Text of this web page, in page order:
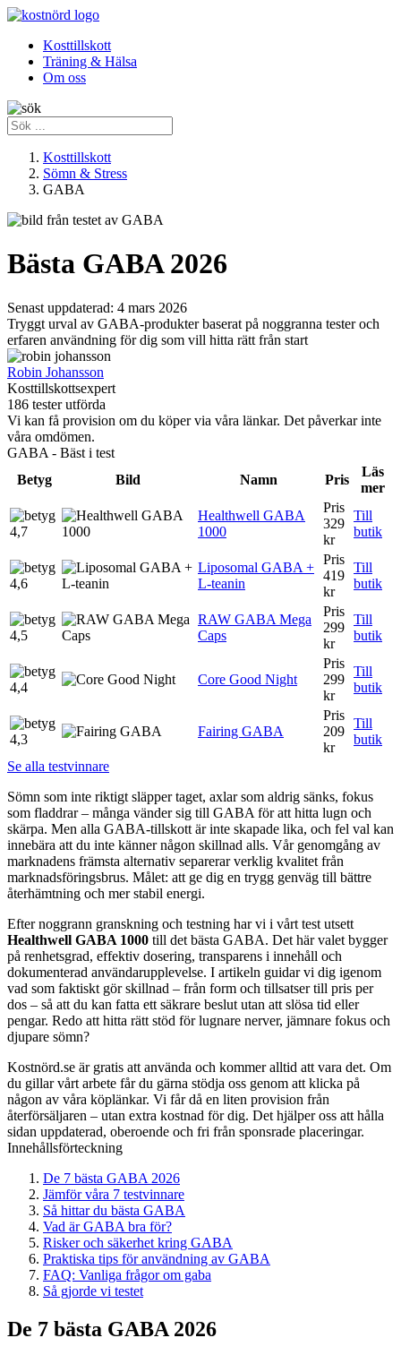
Kosttillskott
Träning & Hälsa
Om oss
Kosttillskott
Sömn & Stress
GABA
Bästa GABA 2026
Senast uppdaterad: 4 mars 2026
Tryggt urval av GABA-produkter baserat på noggranna tester och
erfaren användning för dig som vill hitta rätt från start
Robin Johansson
Kosttillskottsexpert
186 tester utförda
Vi kan få provision om du köper via våra länkar. Det påverkar inte
våra omdömen.
GABA - Bäst i test
Betyg
Bild Namn Pris
Läs
mer
4,7
Healthwell GABA
1000
Pris
329
kr
Till
butik
4,6
Liposomal GABA +
L-teanin
Pris
419
kr
Till
butik
4,5
RAW GABA Mega
Caps
Pris
299
kr
Till
butik
4,4
Core Good Night
Pris
299
kr
Till
butik
4,3
Fairing GABA
Pris
209
kr
Till
butik
Se alla testvinnare
Sömn som inte riktigt släpper taget, axlar som aldrig sänks, fokus
som fladdrar – många vänder sig till GABA för att hitta lugn och
skärpa. Men alla GABA-tillskott är inte skapade lika, och fel val kan
innebära att du inte känner någon skillnad alls. Vår genomgång av
marknadens främsta alternativ separerar verklig kvalitet från
marknadsföringsbrus. Målet: att ge dig en trygg genväg till bättre
återhämtning och mer stabil energi.
Efter noggrann granskning och testning har vi i vårt test utsett
Healthwell GABA 1000 till det bästa GABA. Det här valet bygger
på renhetsgrad, effektiv dosering, transparens i innehåll och
dokumenterad användarupplevelse. I artikeln guidar vi dig igenom
vad som faktiskt gör skillnad – från form och tillsatser till pris per
dos – så att du kan fatta ett säkrare beslut utan att slösa tid eller
pengar. Redo att hitta rätt stöd för lugnare nerver, jämnare fokus och
djupare sömn?
Kostnörd.se är gratis att använda och kommer alltid att vara det. Om
du gillar vårt arbete får du gärna stödja oss genom att klicka på
någon av våra köplänkar. Vi får då en liten provision från
återförsäljaren – utan extra kostnad för dig. Det hjälper oss att hålla
sidan uppdaterad, oberoende och fri från sponsrade placeringar.
Innehållsförteckning
De 7 bästa GABA 2026
Jämför våra 7 testvinnare
Så hittar du bästa GABA
Vad är GABA bra för?
Risker och säkerhet kring GABA
Praktiska tips för användning av GABA
FAQ: Vanliga frågor om gaba
Så gjorde vi testet
De 7 bästa GABA 2026